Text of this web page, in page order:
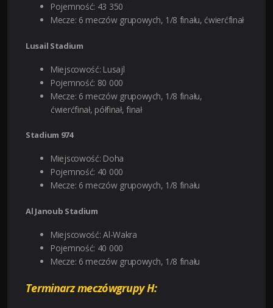
Pojemność: 43 350
Mecze: 6 meczów grupowych, 1/8 finału, ćwierćfinał
Lusail Stadium
Miejscowość: Lusajl
Pojemność: 80 000
Mecze: 6 meczów grupowych, 1/8 finału,
ćwierćfinał, półfinał, finał
Stadium 974
Miejscowość: Doha
Pojemność: 40 000
Mecze: 6 meczów grupowych, 1/8 finału
Al Janoub Stadium
Miejscowość: Al-Wakra
Pojemność: 40 000
Mecze: 6 meczów grupowych, 1/8 finału
Terminarz meczówgrupy H: